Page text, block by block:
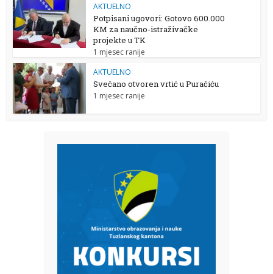
AKTUELNO
Potpisani ugovori: Gotovo 600.000
KM za naučno-istraživačke
projekte u TK
1 mjesec ranije
AKTUELNO
Svečano otvoren vrtić u Puračiću
1 mjesec ranije